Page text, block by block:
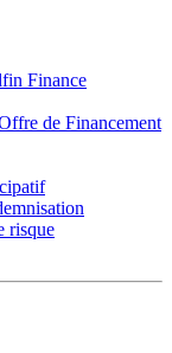
Finance
de Financement
risque